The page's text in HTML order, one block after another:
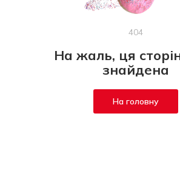
404
На жаль, ця
знайдена
На головну